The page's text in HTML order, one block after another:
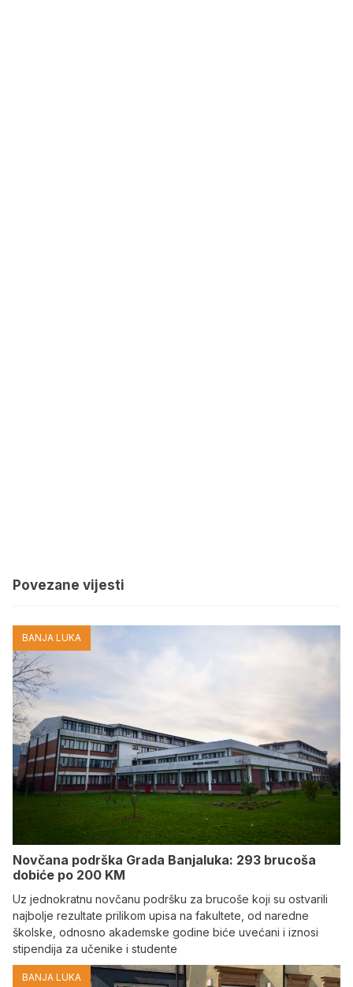
Povezane vijesti
BANJA LUKA
Novčana podrška Grada Banjaluka: 293 brucoša
dobiće po 200 KM
Uz jednokratnu novčanu podršku za brucoše koji su ostvarili
najbolje rezultate prilikom upisa na fakultete, od naredne
školske, odnosno akademske godine biće uvećani i iznosi
stipendija za učenike i studente
BANJA LUKA